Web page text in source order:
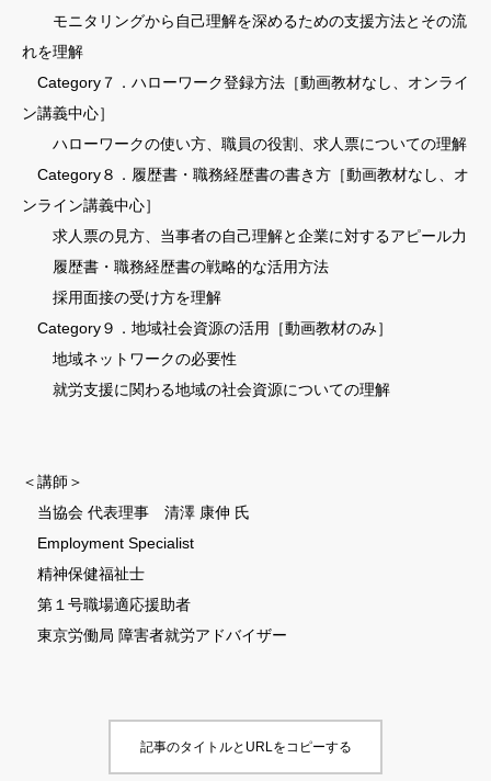
モニタリングから自己理解を深めるための支援方法とその流
れを理解
Category７．ハローワーク登録方法［動画教材なし、オンライ
ン講義中心］
ハローワークの使い方、職員の役割、求人票についての理解
Category８．履歴書・職務経歴書の書き方［動画教材なし、オ
ンライン講義中心］
求人票の見方、当事者の自己理解と企業に対するアピール力
履歴書・職務経歴書の戦略的な活用方法
採用面接の受け方を理解
Category９．地域社会資源の活用［動画教材のみ］
地域ネットワークの必要性
就労支援に関わる地域の社会資源についての理解
＜講師＞
当協会 代表理事 清澤 康伸 氏
Employment Specialist
精神保健福祉士
第１号職場適応援助者
東京労働局 障害者就労アドバイザー
記事のタイトルとURLをコピーする